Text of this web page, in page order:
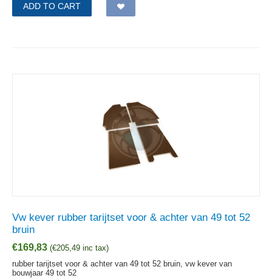
ADD TO CART
Vw kever rubber tarijtset voor & achter van 49 tot 52
bruin
€169,83 (€205,49 inc tax)
rubber tarijtset voor & achter van 49 tot 52 bruin, vw kever van
bouwjaar 49 tot 52